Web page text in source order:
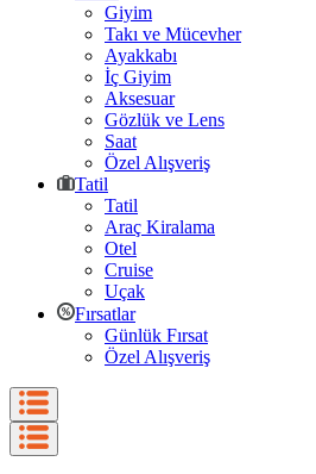
Giyim
Takı ve Mücevher
Ayakkabı
İç Giyim
Aksesuar
Gözlük ve Lens
Saat
Özel Alışveriş
Tatil
Tatil
Araç Kiralama
Otel
Cruise
Uçak
Fırsatlar
Günlük Fırsat
Özel Alışveriş